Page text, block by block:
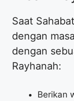
​Saat
dengan
dengan
Rayhanah:
​Berikan